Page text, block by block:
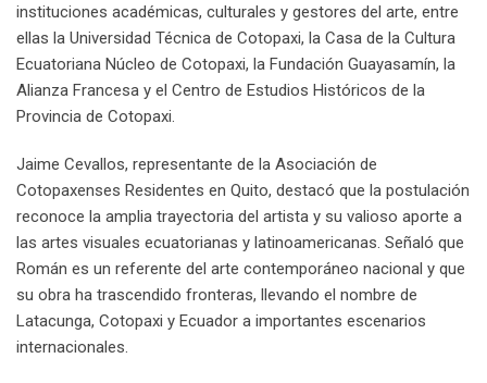
instituciones académicas, culturales y gestores del arte, entre
ellas la Universidad Técnica de Cotopaxi, la Casa de la Cultura
Ecuatoriana Núcleo de Cotopaxi, la Fundación Guayasamín, la
Alianza Francesa y el Centro de Estudios Históricos de la
Provincia de Cotopaxi.
Jaime Cevallos, representante de la Asociación de
Cotopaxenses Residentes en Quito, destacó que la postulación
reconoce la amplia trayectoria del artista y su valioso aporte a
las artes visuales ecuatorianas y latinoamericanas. Señaló que
Román es un referente del arte contemporáneo nacional y que
su obra ha trascendido fronteras, llevando el nombre de
Latacunga, Cotopaxi y Ecuador a importantes escenarios
internacionales.